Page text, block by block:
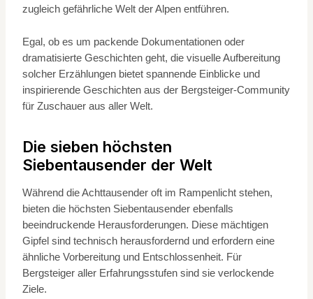
zugleich gefährliche Welt der Alpen entführen.
Egal, ob es um packende Dokumentationen oder
dramatisierte Geschichten geht, die visuelle Aufbereitung
solcher Erzählungen bietet spannende Einblicke und
inspirierende Geschichten aus der Bergsteiger-Community
für Zuschauer aus aller Welt.
Die sieben höchsten
Siebentausender der Welt
Während die Achttausender oft im Rampenlicht stehen,
bieten die höchsten Siebentausender ebenfalls
beeindruckende Herausforderungen. Diese mächtigen
Gipfel sind technisch herausfordernd und erfordern eine
ähnliche Vorbereitung und Entschlossenheit. Für
Bergsteiger aller Erfahrungsstufen sind sie verlockende
Ziele.